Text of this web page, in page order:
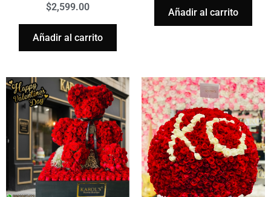
$2,599.00
Añadir al carrito
Añadir al carrito